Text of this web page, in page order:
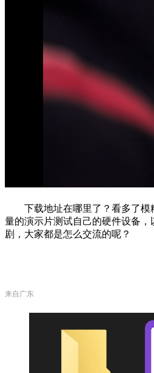
总结
下载地址在哪里了？看多了模
量的演示片测试自己的硬件设备
剧，大家都是怎么交流的呢？
来自广东